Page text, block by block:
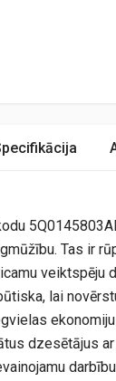
Tas ir
lai
dzesētājus